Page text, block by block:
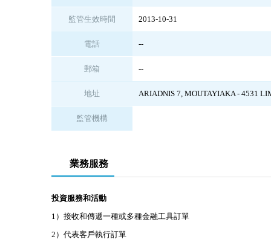
監管生效時間 2013-10-31
電話 --
郵箱 --
地址 ARIADNIS 7, MOUTAYIAKA - 4531
監管機構
業務服務
投資服務和活動
1）接收和傳遞一種或多種金融工具訂單
2）代表客戶執行訂單